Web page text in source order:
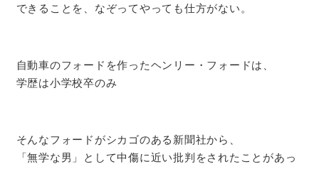
できることを、なぞってやっても仕方がない。
自動車のフォードを作ったヘンリー・フォードは、
学歴は小学校卒のみ
そんなフォードがシカゴのある新聞社から、
「無学な男」として中傷に近い批判をされたことがあっ